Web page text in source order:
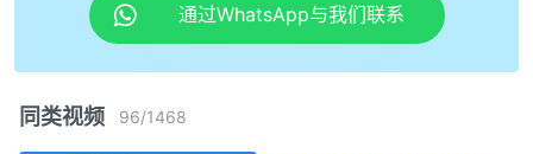
通过WhatsApp与我们联系
同类视频 96/1468